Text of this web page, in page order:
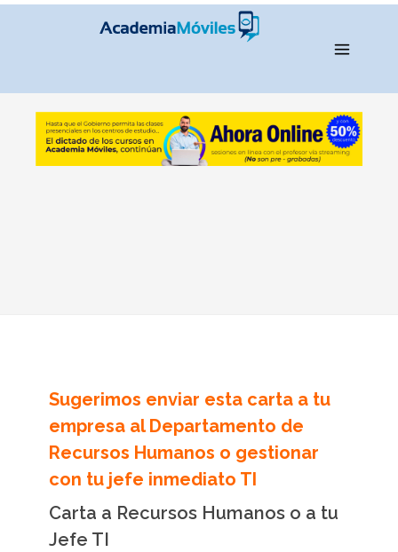
Sugerimos enviar esta carta a tu
empresa al Departamento de
Recursos Humanos o gestionar
con tu jefe inmediato TI
Carta a Recursos Humanos o a tu
Jefe TI